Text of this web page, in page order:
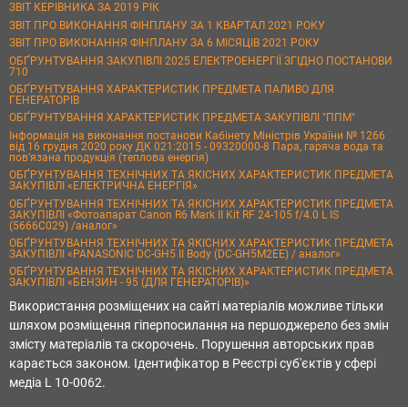
ЗВІТ КЕРІВНИКА ЗА 2019 РІК
ЗВІТ ПРО ВИКОНАННЯ ФІНПЛАНУ ЗА 1 КВАРТАЛ 2021 РОКУ
ЗВІТ ПРО ВИКОНАННЯ ФІНПЛАНУ ЗА 6 МІСЯЦІВ 2021 РОКУ
ОБҐРУНТУВАННЯ ЗАКУПІВЛІ 2025 ЕЛЕКТРОЕНЕРГІЇ ЗГІДНО ПОСТАНОВИ
710
ОБҐРУНТУВАННЯ ХАРАКТЕРИСТИК ПРЕДМЕТА ПАЛИВО ДЛЯ
ГЕНЕРАТОРІВ
ОБҐРУНТУВАННЯ ХАРАКТЕРИСТИК ПРЕДМЕТА ЗАКУПІВЛІ "ППМ"
Інформація на виконання постанови Кабінету Міністрів України № 1266
від 16 грудня 2020 року ДК 021:2015 - 09320000-8 Пара, гаряча вода та
пов’язана продукція (теплова енергія)
ОБҐРУНТУВАННЯ ТЕХНІЧНИХ ТА ЯКІСНИХ ХАРАКТЕРИСТИК ПРЕДМЕТА
ЗАКУПІВЛІ «ЕЛЕКТРИЧНА ЕНЕРГІЯ»
ОБҐРУНТУВАННЯ ТЕХНІЧНИХ ТА ЯКІСНИХ ХАРАКТЕРИСТИК ПРЕДМЕТА
ЗАКУПІВЛІ «Фотоапарат Canon R6 Mark II Kit RF 24-105 f/4.0 L IS
(5666C029) /аналог»
ОБҐРУНТУВАННЯ ТЕХНІЧНИХ ТА ЯКІСНИХ ХАРАКТЕРИСТИК ПРЕДМЕТА
ЗАКУПІВЛІ «PANASONIC DC-GH5 II Body (DC-GH5M2EE) / аналог»
ОБҐРУНТУВАННЯ ТЕХНІЧНИХ ТА ЯКІСНИХ ХАРАКТЕРИСТИК ПРЕДМЕТА
ЗАКУПІВЛІ «БЕНЗИН - 95 (ДЛЯ ГЕНЕРАТОРІВ)»
Використання розміщених на сайті матеріалів можливе тільки
шляхом розміщення гіперпосилання на першоджерело без змін
змісту матеріалів та скорочень. Порушення авторських прав
карається законом. Ідентифікатор в Реєстрі суб'єктів у сфері
медіа L 10-0062.